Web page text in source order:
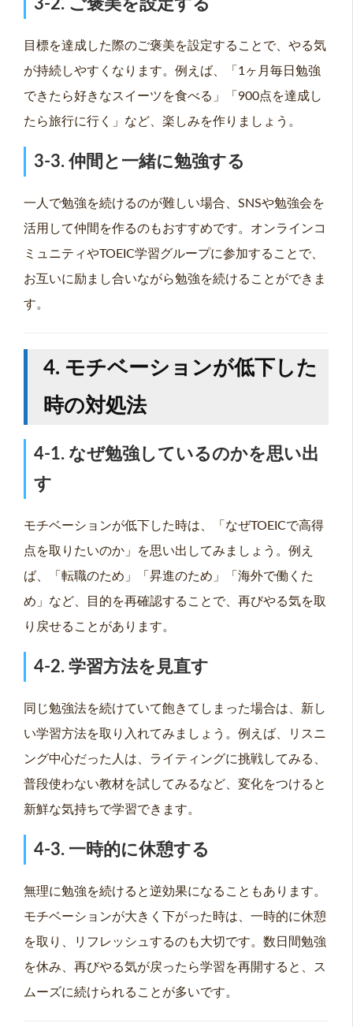
3-2. ご褒美を設定する
目標を達成した際のご褒美を設定することで、やる気
が持続しやすくなります。例えば、「1ヶ月毎日勉強
できたら好きなスイーツを食べる」「900点を達成し
たら旅行に行く」など、楽しみを作りましょう。
3-3. 仲間と一緒に勉強する
一人で勉強を続けるのが難しい場合、SNSや勉強会を
活用して仲間を作るのもおすすめです。オンラインコ
ミュニティやTOEIC学習グループに参加することで、
お互いに励まし合いながら勉強を続けることができま
す。
4. モチベーションが低下した
時の対処法
4-1. なぜ勉強しているのかを思い出
す
モチベーションが低下した時は、「なぜTOEICで高得
点を取りたいのか」を思い出してみましょう。例え
ば、「転職のため」「昇進のため」「海外で働くた
め」など、目的を再確認することで、再びやる気を取
り戻せることがあります。
4-2. 学習方法を見直す
同じ勉強法を続けていて飽きてしまった場合は、新し
い学習方法を取り入れてみましょう。例えば、リスニ
ング中心だった人は、ライティングに挑戦してみる、
普段使わない教材を試してみるなど、変化をつけると
新鮮な気持ちで学習できます。
4-3. 一時的に休憩する
無理に勉強を続けると逆効果になることもあります。
モチベーションが大きく下がった時は、一時的に休憩
を取り、リフレッシュするのも大切です。数日間勉強
を休み、再びやる気が戻ったら学習を再開すると、ス
ムーズに続けられることが多いです。